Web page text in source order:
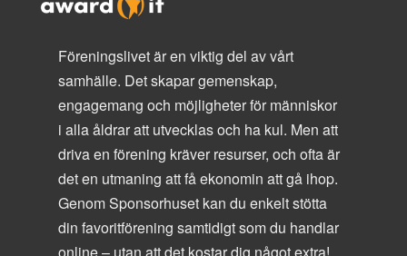
Föreningslivet är en viktig del av vårt
samhälle. Det skapar gemenskap,
engagemang och möjligheter för människor
i alla åldrar att utvecklas och ha kul. Men att
driva en förening kräver resurser, och ofta är
det en utmaning att få ekonomin att gå ihop.
Genom Sponsorhuset kan du enkelt stötta
din favoritförening samtidigt som du handlar
online – utan att det kostar dig något extra!